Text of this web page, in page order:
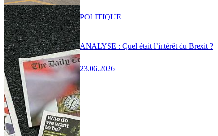
ANALYSE : Quel était l’intérêt du Brexit ?
23.06.2026
POLITIQUE